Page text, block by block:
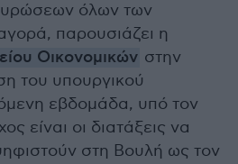
όλων των
παρουσιάζει η
Οικονομικών στην
του υπουργικού
εβδομάδα, υπό τον
είναι οι διατάξεις να
στη Βουλή ως τον